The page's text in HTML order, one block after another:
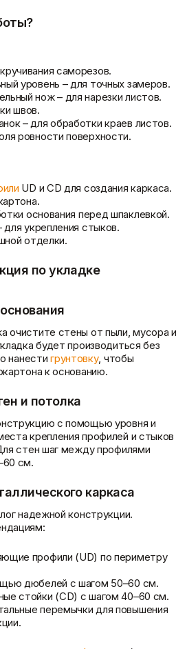
Штукатурки
Выравнивающие
штукатурки и смеси
Показать больше
саморезов.
уровень – для точных замеров.
нож – для нарезки листов.
швов.
– для обработки краев листов.
ровности поверхности.
UD и CD для создания каркаса.
основания перед шпаклевкой.
для укрепления стыков.
отделки.
по укладке
очистите стены от пыли, мусора и
будет производиться без
нанестигрунтовку, чтобы
к основанию.
и потолка
с помощью уровня и
крепления профилей и стыков
стен шаг между профилями
см.
каркаса
надежной конструкции.
профили (UD) по периметру
дюбелей с шагом 50–60 см.
стойки (CD) с шагом 40–60 см.
перемычки для повышения